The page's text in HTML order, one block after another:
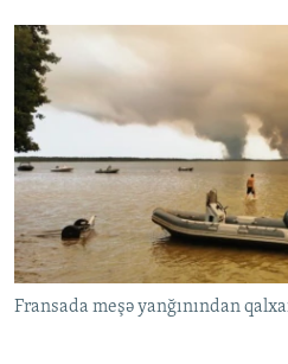
Fransada meşə yanğınından